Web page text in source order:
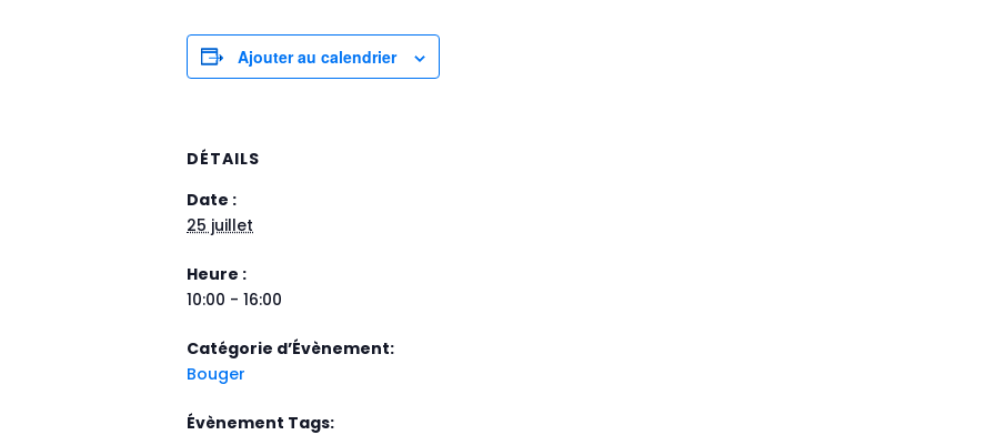
Ajouter au calendrier
DÉTAILS
Date :
25 juillet
Heure :
10:00 - 16:00
Catégorie d’Évènement:
Bouger
Évènement Tags: